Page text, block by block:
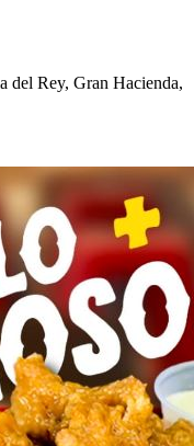
del Rey, Gran Hacienda,